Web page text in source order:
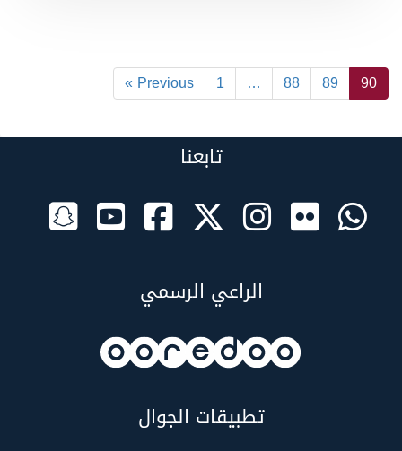
« Previous 1 … 88 89 90
تابعنا
الراعي الرسمي
تطبيقات الجوال